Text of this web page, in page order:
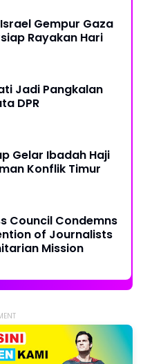
Gempur Gaza
Rayakan Hari
Jadi Pangkalan
DPR
Gelar Ibadah Haji
Konflik Timur
Council Condemns
of Journalists
Mission